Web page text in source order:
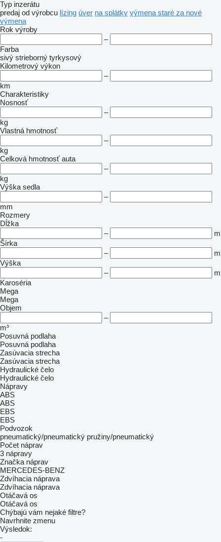
Typ inzerátu
predaj od výrobcu lízing úver na splátky výmena staré za nové
výmena
Rok výroby
–
Farba
sivý strieborný tyrkysový
Kilometrový výkon
–
km
Charakteristiky
Nosnosť
–
kg
Vlastná hmotnosť
–
kg
Celková hmotnosť auta
–
kg
Výška sedla
–
mm
Rozmery
Dĺžka
–
m
Šírka
–
m
Výška
–
m
Karoséria
Mega
Mega
Objem
–
m³
Posuvná podlaha
Posuvná podlaha
Zasúvacia strecha
Zasúvacia strecha
Hydraulické čelo
Hydraulické čelo
Nápravy
ABS
ABS
EBS
EBS
Podvozok
pneumatický/pneumatický pružiny/pneumatický
Počet náprav
3 nápravy
Značka náprav
MERCEDES-BENZ
Zdvíhacia náprava
Zdvíhacia náprava
Otáčavá os
Otáčavá os
Chýbajú vám nejaké filtre?
Navrhnite zmenu
Výsledok:
-